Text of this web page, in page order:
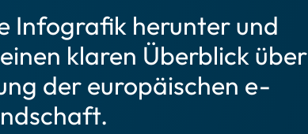
Infografik herunter und
klaren Überblick über
der europäischen e-